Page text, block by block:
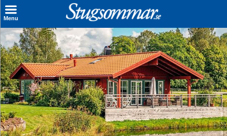
Menu
Sök stuga
Sista Minuten
Genvägar
Inspiration
Kontakt